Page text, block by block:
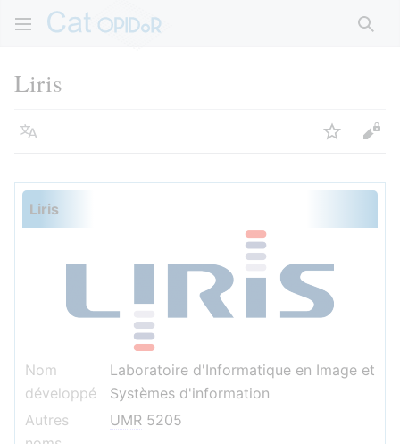
Liris
Langue Suivre
Liris
Nom
développé
Laboratoire d'Informatique en Image et
Systèmes d'information
Autres
UMR 5205